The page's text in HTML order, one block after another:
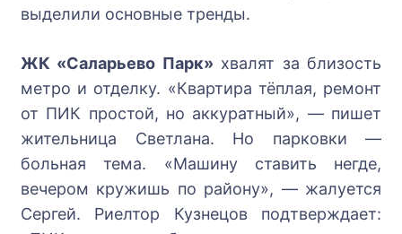
выделили основные тренды.
ЖК «Саларьево Парк» хвалят за близость
метро и отделку. «Квартира тёплая, ремонт
от ПИК простой, но аккуратный», — пишет
жительница Светлана. Но парковки —
больная тема. «Машину ставить негде,
вечером кружишь по району», — жалуется
Сергей. Риелтор Кузнецов подтверждает: